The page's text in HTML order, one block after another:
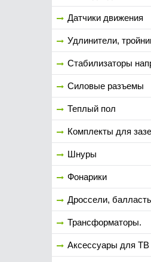
Датчики движения
Удлинители,
Стабилизаторы
Силовые разъемы
Теплый пол
Комплекты для
Шнуры
Фонарики
Дроссели,
Трансформаторы.
Аксессуары для ТВ